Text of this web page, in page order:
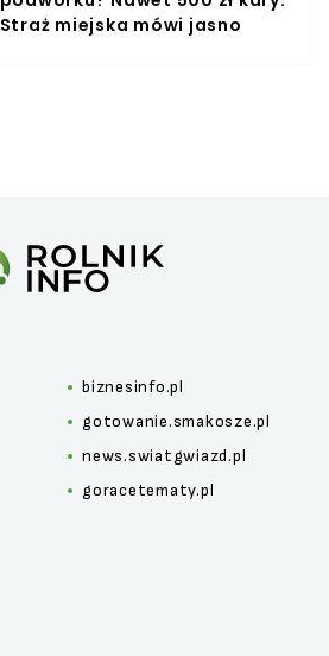
Straż miejska mówi jasno
biznesinfo.pl
gotowanie.smakosze.pl
news.swiatgwiazd.pl
goracetematy.pl